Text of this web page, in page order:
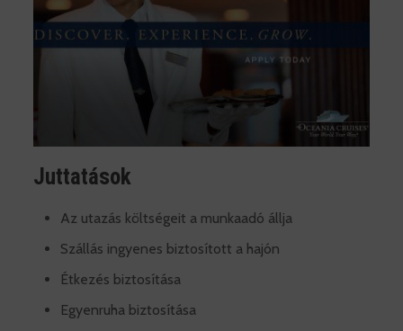
Juttatások
Az utazás költségeit a munkaadó állja
Szállás ingyenes biztosított a hajón
Étkezés biztosítása
Egyenruha biztosítása